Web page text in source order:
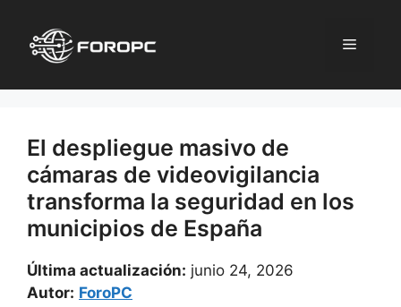
contenido
Menú
El despliegue masivo de
cámaras de videovigilancia
transforma la seguridad en los
municipios de España
Última actualización: junio 24, 2026
Autor: ForoPC